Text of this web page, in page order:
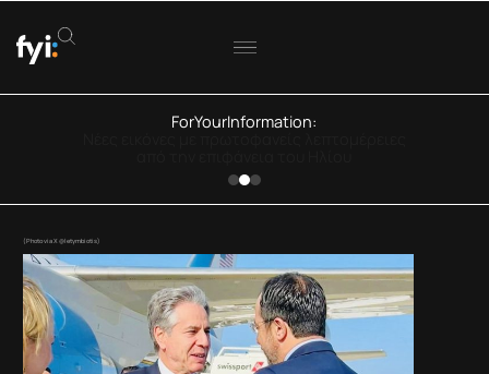
ForYourInformation:
(Photo via X @letymbiotis)